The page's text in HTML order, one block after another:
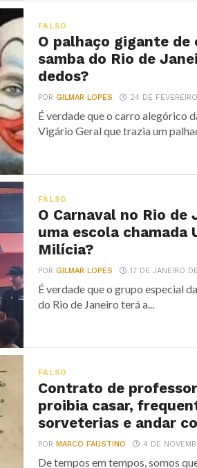
FALSO
O palhaço gigante de
samba do Rio de
dedos?
PORGILMAR LOPES 24 DE
É verdade que o carro alegórico
Vigário Geral que trazia um
FALSO
O Carnaval no Rio de
uma escola chamada
Milícia?
PORGILMAR LOPES 17 DE JANEIRO
É verdade que o grupo especial
do Rio de Janeiro terá a...
FALSO
Contrato de
proibia casar,
sorveterias e andar
PORMARCO FAUSTINO 4 DE
De tempos em tempos, somos